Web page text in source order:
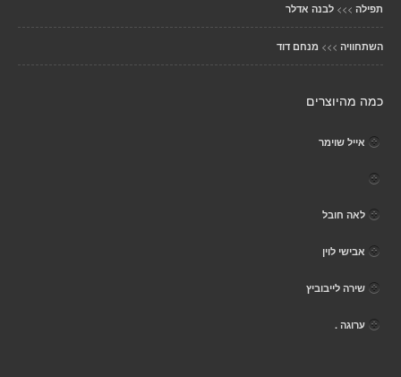
תפילה >>> לבנה אדלר
השתחוויה >>> מנחם דוד
כמה מהיוצרים
אייל שוימר
לאה חובל
אבישי לוין
שירה לייבוביץ
ערוגה .